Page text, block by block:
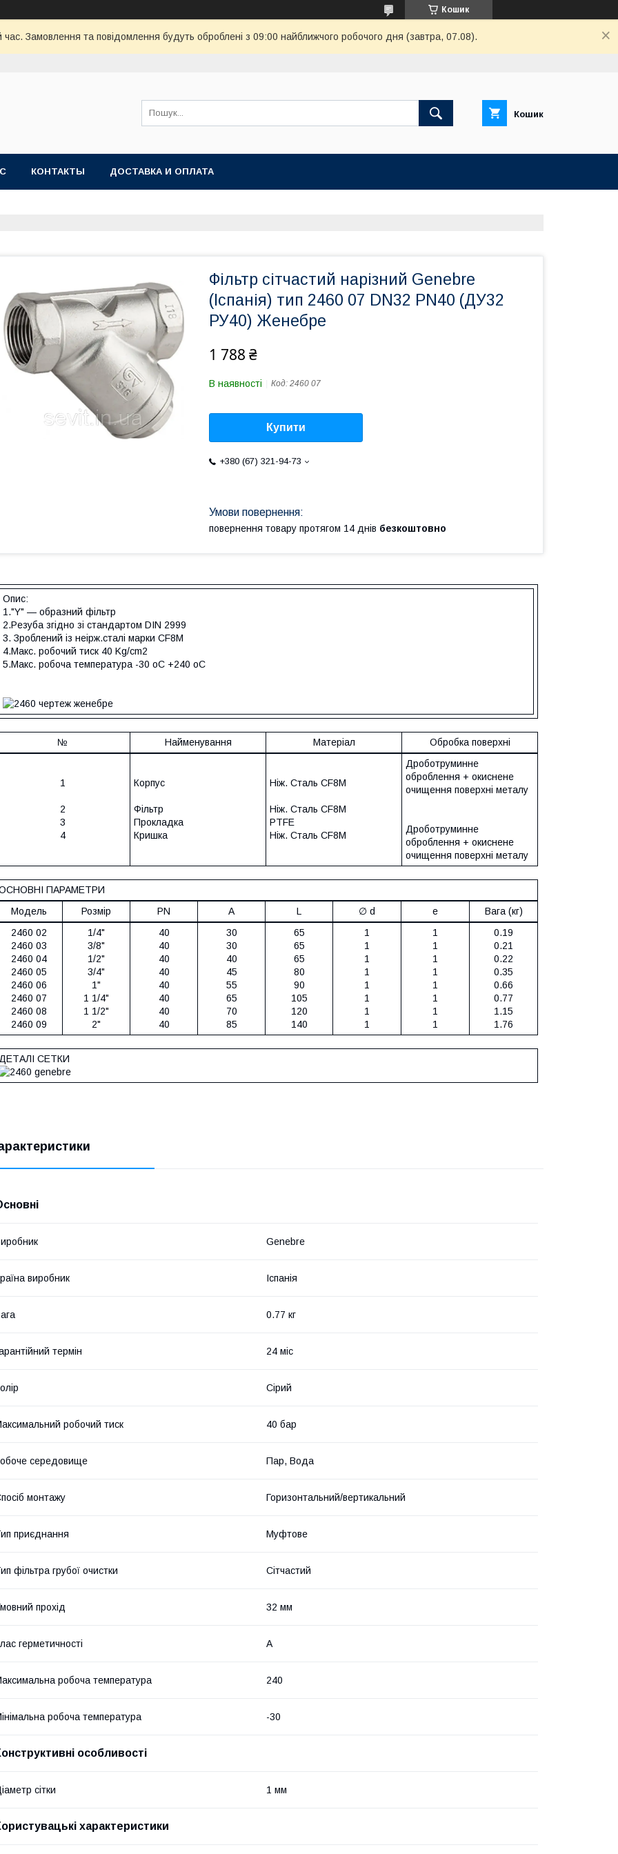
Кошик
час. Замовлення та повідомлення будуть оброблені з 09:00 найближчого робочого дня (завтра, 07.08).
Кошик
КОНТАКТЫ ДОСТАВКА И ОПЛАТА
Фільтр сітчастий нарізний Genebre
(Іспанія) тип 2460 07 DN32 PN40 (ДУ32
РУ40) Женебре
1 788 ₴
В наявності Код: 2460 07
Купити
+380 (67) 321-94-73
повернення товару протягом 14 днів безкоштовно
Опис:
1."Y" — образний фільтр
2.Pезуба згідно зі стандартом DIN 2999
3. Зроблений із неірж.сталі марки CF8M
4.Макс. робочий тиск 40 Kg/cm2
5.Макс. робоча температура -30 oC +240 oC
№ Найменування Матеріал Обробка поверхні
1
2
3
4
Корпус
Фільтр
Прокладка
Кришка
Ніж. Сталь CF8M
Ніж. Сталь CF8M
PTFE
Ніж. Сталь CF8M
Дроботруминне
оброблення + окиснене
очищення поверхні металу
Дроботруминне
оброблення + окиснене
очищення поверхні металу
ПАРАМЕТРИ
Модель
Розмір PN A L ∅ d e
Вага (кг)
2460 02
2460 03
2460 04
2460 05
2460 06
2460 07
2460 08
2460 09
1/4"
3/8"
1/2"
3/4"
1"
1 1/4"
1 1/2"
2"
40
40
40
40
40
40
40
40
30
30
40
45
55
65
70
85
65
65
65
80
90
105
120
140
1
1
1
1
1
1
1
1
1
1
1
1
1
1
1
1
0.19
0.21
0.22
0.35
0.66
0.77
1.15
1.76
СЕТКИ
Genebre
виробник Іспанія
0.77 кг
термін 24 міс
Сірий
робочий тиск 40 бар
середовище Пар, Вода
монтажу Горизонтальний/вертикальний
приєднання Муфтове
фільтра грубої очистки Сітчастий
прохід 32 мм
герметичності А
робоча температура 240
робоча температура -30
особливості
сітки 1 мм
характеристики